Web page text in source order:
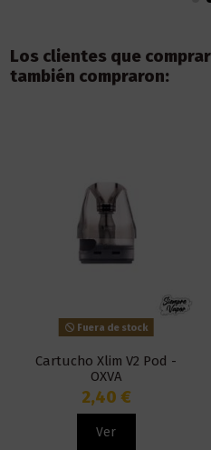
Los clientes que
también compraron:
Fuera de stock
Cartucho Xlim V2 Pod -
OXVA
2,40 €
Ver